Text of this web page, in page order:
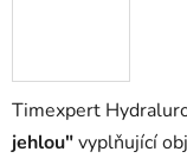
Timexpert
jehlou"vyplňující